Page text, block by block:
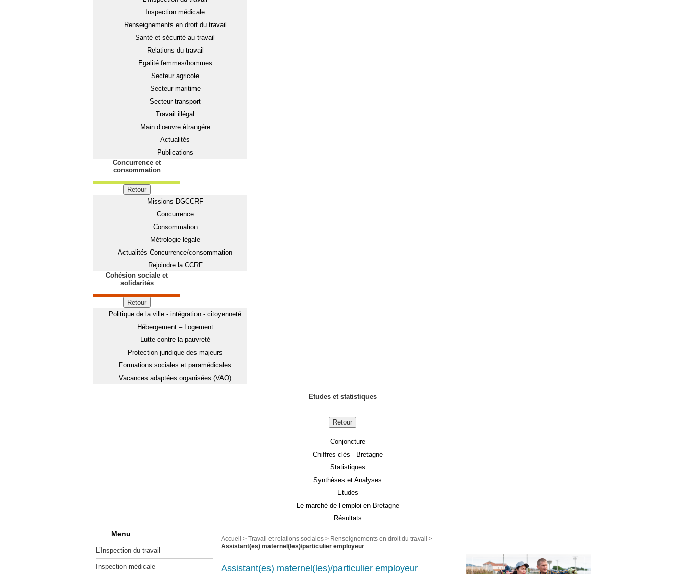
Inspection médicale
Renseignements en droit du travail
Santé et sécurité au travail
Relations du travail
Egalité femmes/hommes
Secteur agricole
Secteur maritime
Secteur transport
Travail illégal
Main d’œuvre étrangère
Actualités
Publications
Concurrence et
consommation
Retour
Missions DGCCRF
Concurrence
Consommation
Métrologie légale
Actualités Concurrence/consommation
Rejoindre la CCRF
Cohésion sociale et
solidarités
Retour
Politique de la ville - intégration - citoyenneté
Hébergement – Logement
Lutte contre la pauvreté
Protection juridique des majeurs
Formations sociales et paramédicales
Vacances adaptées organisées (VAO)
Etudes et statistiques
Retour
Conjoncture
Chiffres clés - Bretagne
Statistiques
Synthèses et Analyses
Etudes
Le marché de l’emploi en Bretagne
Résultats
Menu
L’Inspection du travail
Inspection médicale
Accueil > Travail et relations sociales > Renseignements en droit du travail >
Assistant(es) maternel(les)/particulier employeur
Assistant(es) maternel(les)/particulier employeur